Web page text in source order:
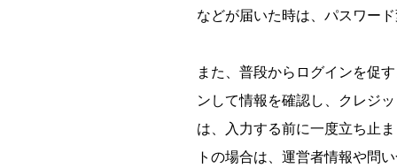
などが届いた時は、パスワー
また、普段からログインを促
ンして情報を確認し、クレジ
は、入力する前に一度立ち止
トの場合は、運営者情報や問